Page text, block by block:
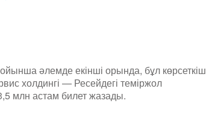
әлемде екінші орында, бұл көрсеткіш
холдингі — Ресейдегі теміржол
млн астам билет жазады.